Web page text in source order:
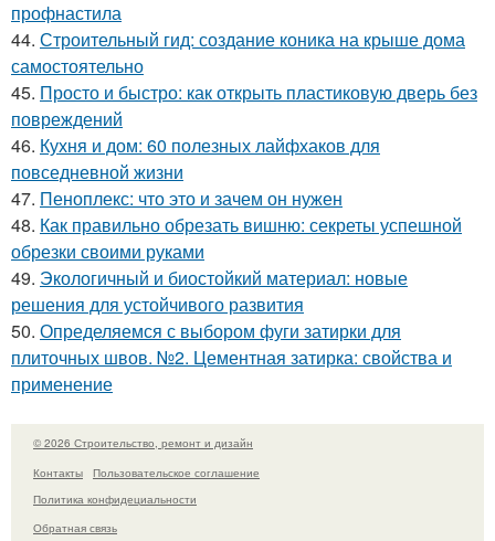
профнастила
44. Строительный гид: создание коника на крыше дома
самостоятельно
45. Просто и быстро: как открыть пластиковую дверь без
повреждений
46. Кухня и дом: 60 полезных лайфхаков для
повседневной жизни
47. Пеноплекс: что это и зачем он нужен
48. Как правильно обрезать вишню: секреты успешной
обрезки своими руками
49. Экологичный и биостойкий материал: новые
решения для устойчивого развития
50. Определяемся с выбором фуги затирки для
плиточных швов. №2. Цементная затирка: свойства и
применение
© 2026 Строительство, ремонт и дизайн
Контакты
Пользовательское соглашение
Политика конфидециальности
Обратная связь